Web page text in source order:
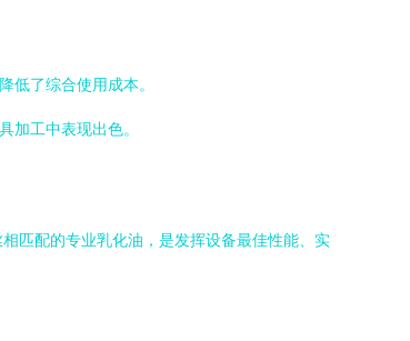
低了综合使用成本。
加工中表现出色。
匹配的专业乳化油，是发挥设备最佳性能、实